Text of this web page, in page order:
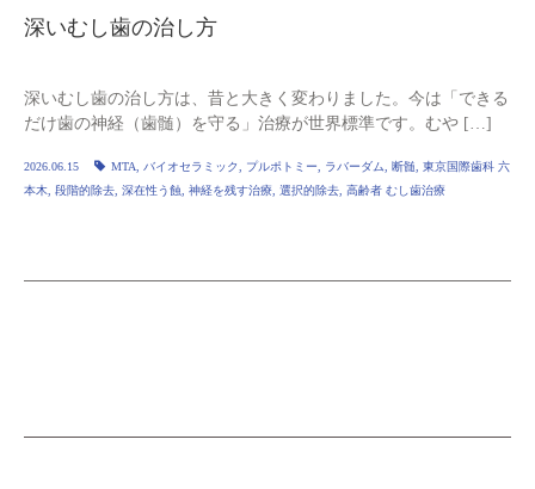
深いむし歯の治し方
深いむし歯の治し方は、昔と大きく変わりました。今は「できる
だけ歯の神経（歯髄）を守る」治療が世界標準です。むや […]
2026.06.15 MTA バイオセラミック プルポトミー ラバーダム 断髄
東京国際歯科 六
本木 段階的除去 深在性う蝕 神経を残す治療 選択的除去 高齢者 むし歯治療